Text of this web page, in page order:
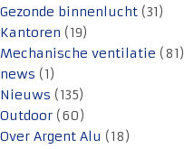
Gezonde binnenlucht (31)
Kantoren (19)
Mechanische ventilatie (81)
news (1)
Nieuws (135)
Outdoor (60)
Over Argent Alu (18)